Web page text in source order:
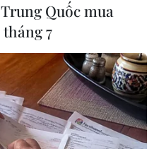
#Mưa lũ
#Thiệt mạng
Quốc mua
7